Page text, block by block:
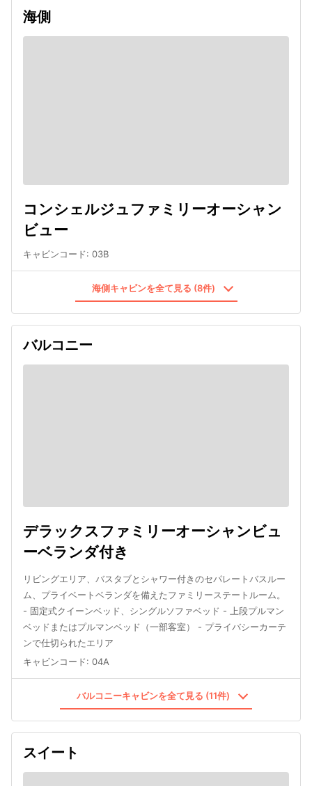
海側
コンシェルジュファミリーオーシャン
ビュー
キャビンコード: 03B
海側キャビンを全て見る (8件)
バルコニー
デラックスファミリーオーシャンビュ
ーベランダ付き
リビングエリア、バスタブとシャワー付きのセパレートバスルー
ム、プライベートベランダを備えたファミリーステートルーム。
- 固定式クイーンベッド、シングルソファベッド - 上段プルマン
ベッドまたはプルマンベッド（一部客室） - プライバシーカーテ
ンで仕切られたエリア
キャビンコード: 04A
バルコニーキャビンを全て見る (11件)
スイート